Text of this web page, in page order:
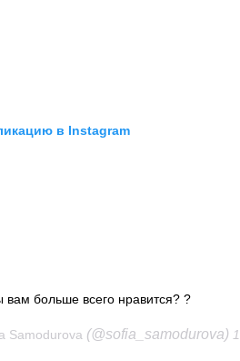
в Instagram
вам больше всего нравится? ?
Samodurova (@sofia_samodurova) 19